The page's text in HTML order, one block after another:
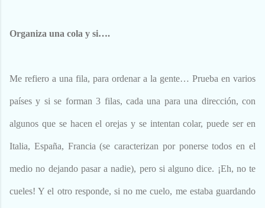
Organiza una cola y si….
Me refiero a una fila, para ordenar a la gente… Prueba en varios
países y si se forman 3 filas, cada una para una dirección, con
algunos que se hacen el orejas y se intentan colar, puede ser en
Italia, España, Francia (se caracterizan por ponerse todos en el
medio no dejando pasar a nadie), pero si alguno dice. ¡Eh, no te
cueles! Y el otro responde, si no me cuelo, me estaba guardando